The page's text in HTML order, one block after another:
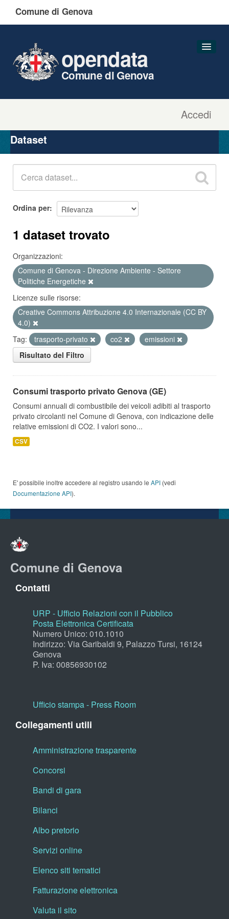
Comune di Genova
Accedi
opendata
Comune di Genova
Organizzazioni
Gruppi
Dataset
Ordina per
1 dataset trovato
Organizzazioni:
Comune di Genova - Direzione Ambiente - Settore
Politiche Energetiche
Licenze sulle risorse:
Creative Commons Attribuzione 4.0 Internazionale (CC BY
4.0)
Tag:
trasporto-privato co2
emissioni
Risultato del Filtro
Consumi trasporto privato Genova (GE)
Consumi annuali di combustibile dei veicoli adibiti al trasporto
privato circolanti nel Comune di Genova, con indicazione delle
relative emissioni di CO2. I valori sono...
CSV
E' possibile inoltre accedere al registro usando le API (vedi
Documentazione API).
Comune di Genova
Contatti
URP - Ufficio Relazioni con il Pubblico
Posta Elettronica Certificata
Numero Unico: 010.1010
Indirizzo: Via Garibaldi 9, Palazzo Tursi, 16124
Genova
P. Iva: 00856930102
Ufficio stampa - Press Room
Collegamenti utili
Amministrazione trasparente
Concorsi
Bandi di gara
Bilanci
Albo pretorio
Servizi online
Elenco siti tematici
Fatturazione elettronica
Valuta il sito